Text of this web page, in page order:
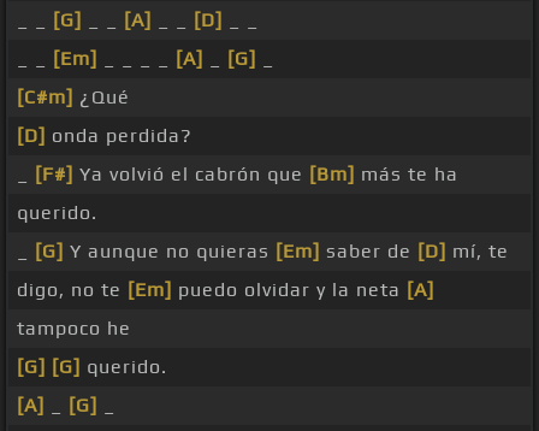
[G] [A] [D]
[Em] [A] [G]
[C#m] ¿Qué
[D] onda perdida?
[F#] Ya volvió el cabrón que [Bm] más te ha
querido.
[G] Y aunque no quieras [Em] saber de [D] mí, te
digo, no te [Em] puedo olvidar y la neta [A]
tampoco he
[G] [G] querido.
[A]
[G]